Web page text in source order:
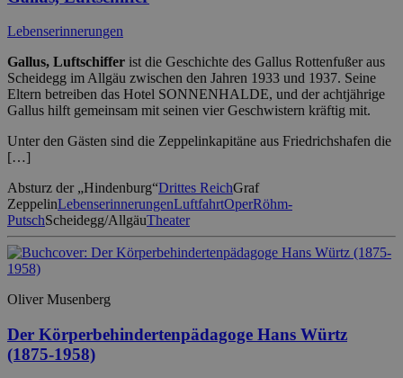
Lebenserinnerungen
Gallus, Luftschiffer ist die Geschichte des Gallus Rottenfußer aus
Scheidegg im Allgäu zwischen den Jahren 1933 und 1937. Seine
Eltern betreiben das Hotel SONNENHALDE, und der achtjährige
Gallus hilft gemeinsam mit seinen vier Geschwistern kräftig mit.
Unter den Gästen sind die Zeppelinkapitäne aus Friedrichshafen die
[…]
Absturz der „Hindenburg“Drittes ReichGraf
ZeppelinLebenserinnerungenLuftfahrtOperRöhm-
PutschScheidegg/AllgäuTheater
Oliver Musenberg
Der Körperbehindertenpädagoge Hans Würtz
(1875-1958)